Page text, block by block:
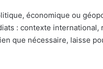
économique ou
: contexte
que nécessaire, laisse